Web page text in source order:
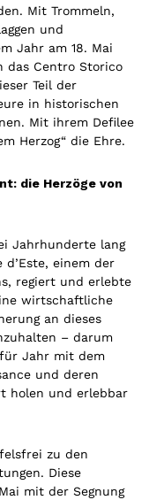
Mit Trommeln,
und
Jahr am 18. Mai
das Centro Storico
Teil der
in historischen
Mit ihrem Defilee
Herzog“ die Ehre.
die Herzöge von
Jahrhunderte lang
d’Este, einem der
regiert und erlebte
wirtschaftliche
an dieses
– darum
Jahr mit dem
und deren
holen und erlebbar
zu den
Diese
mit der Segnung